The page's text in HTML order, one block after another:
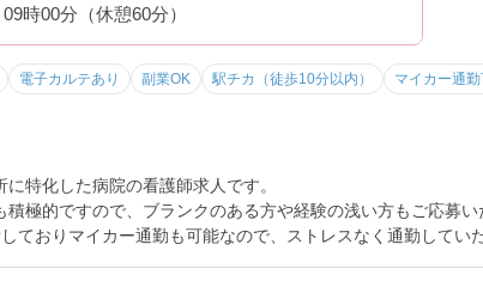
時00分（休憩60分）
電子カルテあり 副業OK 駅チカ（徒歩10分以内） マイカー通
特化した病院の看護師求人です。
極的ですので、ブランクのある方や経験の浅い方もご応募い
ておりマイカー通勤も可能なので、ストレスなく通勤してい